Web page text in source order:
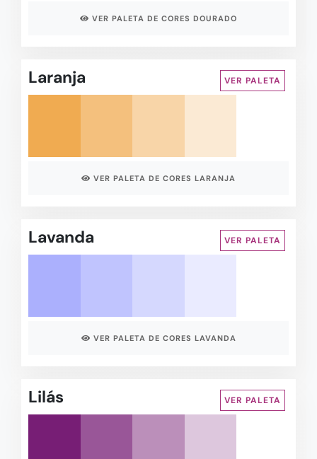
VER PALETA DE CORES DOURADO
Laranja VER PALETA
VER PALETA DE CORES LARANJA
Lavanda VER PALETA
VER PALETA DE CORES LAVANDA
Lilás VER PALETA